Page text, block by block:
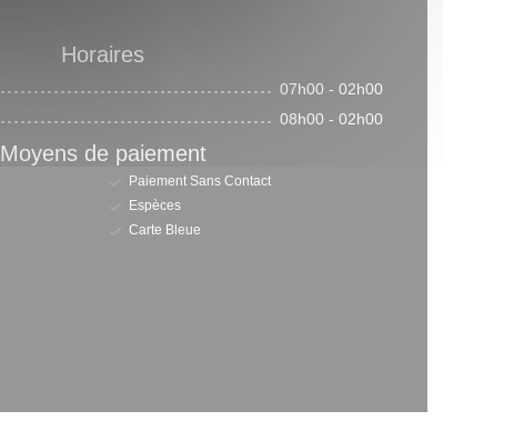
Horaires
07h00 - 02h00
08h00 - 02h00
Moyens de paiement
Paiement Sans Contact
Espèces
Carte Bleue